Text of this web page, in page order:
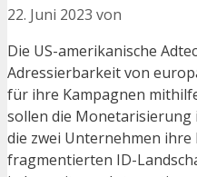
22. Juni 2023 von
Die US-amerikanische
Adressierbarkeit von
für ihre Kampagnen
sollen die Monetarisierung
die zwei Unternehmen
fragmentierten ID-